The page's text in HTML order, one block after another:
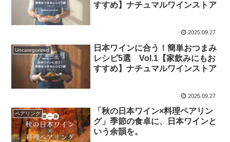
すすめ】ナチュマルワインストア
2025.09.27
Uncategorized
日本ワインに合う！簡単おつまみ
レシピ5選 Vol.1【家飲みにもお
すすめ】ナチュマルワインストア
2025.09.27
ペアリング
「秋の日本ワイン×料理ペアリン
グ」季節の食卓に、日本ワインと
いう余韻を。